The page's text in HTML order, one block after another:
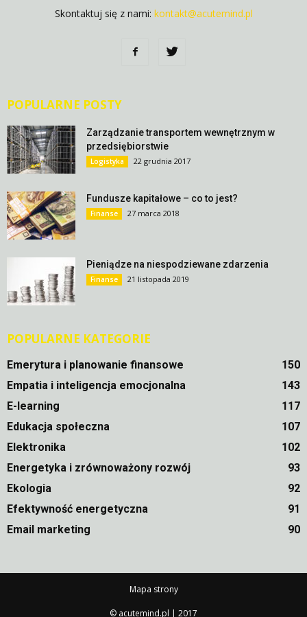
Skontaktuj się z nami: kontakt@acutemind.pl
POPULARNE POSTY
Zarządzanie transportem wewnętrznym w
przedsiębiorstwie
Logistyka 22 grudnia 2017
Fundusze kapitałowe – co to jest?
Finanse 27 marca 2018
Pieniądze na niespodziewane zdarzenia
Finanse 21 listopada 2019
POPULARNE KATEGORIE
Emerytura i planowanie finansowe
150
Empatia i inteligencja emocjonalna
143
E-learning
117
Edukacja społeczna
107
Elektronika
102
Energetyka i zrównoważony rozwój
93
Ekologia
92
Efektywność energetyczna
91
Email marketing
90
Mapa strony
© acutemind.pl | 2017